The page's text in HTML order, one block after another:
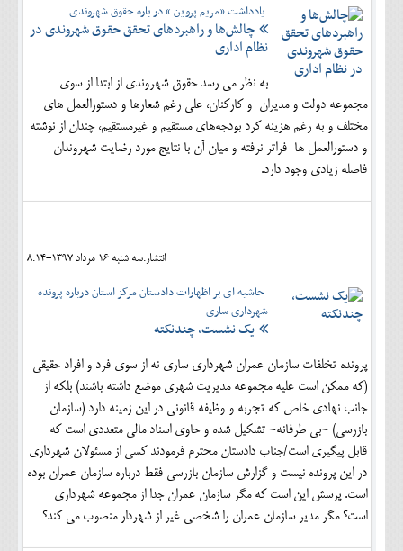
یادداشت «مریم پروین » در باره حقوق شهروندی
چالش‌ها و راهبردهای تحقق حقوق شهروندی در
نظام اداری
به نظر می رسد حقوق شهروندی از ابتدا از سوی
مجموعه دولت و مدیران و کارکنان، علی رغم شعارها و دستورالعمل های
مختلف و به رغم هزینه کرد بودجه‌های مستقیم و غیرمستقیم، چندان از نوشته
و دستورالعمل ها فراتر نرفته و میان آن با نتایج مورد رضایت شهروندان
فاصله زیادی وجود دارد.
انتشار:سه شنبه 16 مرداد 1397-8:14
حاشیه ای بر اظهارات دادستان مرکز استان درباره پرونده
شهرداری ساری
یک نشست، چندنکته
پرونده تخلفات سازمان عمران شهرداری ساری نه از سوی فرد و افراد حقیقی
(که ممکن است علیه مجموعه مدیریت شهری موضع داشته باشند) بلکه از
جانب نهادی خاص که تجربه و وظیفه قانونی در این زمینه دارد (سازمان
بازرسی) -بی طرفانه- تشکیل شده و حاوی اسناد مالی متعددی است که
قابل پیگیری است/جناب دادستان محترم فرمودند کسی از مسئولان شهرداری
در این پرونده نیست و گزارش سازمان بازرسی فقط درباره سازمان عمران بوده
است. پرسش این است که مگر سازمان عمران جدا از مجموعه شهرداری
است؟ مگر مدیر سازمان عمران را شخصی غیر از شهردار منصوب می کند؟